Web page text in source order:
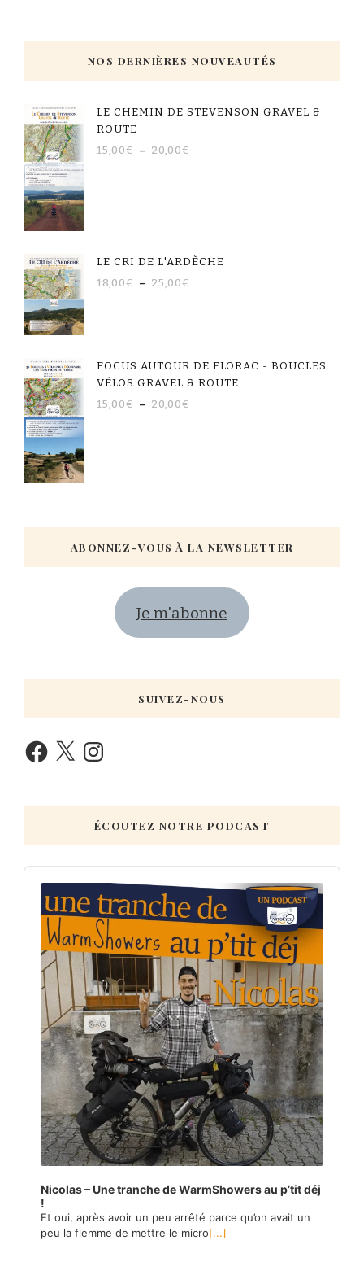
NOS DERNIÈRES NOUVEAUTÉS
LE CHEMIN DE STEVENSON GRAVEL &
ROUTE
15,00€ – 20,00€
LE CRI DE L'ARDÈCHE
18,00€ – 25,00€
FOCUS AUTOUR DE FLORAC - BOUCLES
VÉLOS GRAVEL & ROUTE
15,00€ – 20,00€
ABONNEZ-VOUS À LA NEWSLETTER
Je m'abonne
SUIVEZ-NOUS
ÉCOUTEZ NOTRE PODCAST
Audio
Player
Nicolas – Une tranche de WarmShowers au p’tit déj
!
Et oui, après avoir un peu arrêté parce qu’on avait un
peu la flemme de mettre le micro[...]